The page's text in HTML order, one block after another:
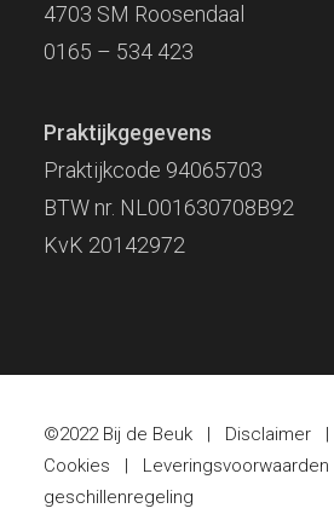
4703 SM Roosendaal
0165 – 534 423
Praktijkgegevens
Praktijkcode 94065703
BTW nr. NL001630708B92
KvK 20142972
©2022 Bij de Beuk | Disclaimer |
Cookies | Leveringsvoorwaarden
geschillenregeling